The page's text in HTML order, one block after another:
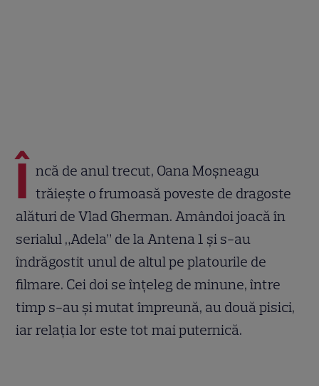
Î ncă de anul trecut, Oana Moșneagu
trăiește o frumoasă poveste de dragoste
alături de Vlad Gherman. Amândoi joacă în
serialul „Adela” de la Antena 1 și s-au
îndrăgostit unul de altul pe platourile de
filmare. Cei doi se înțeleg de minune, între
timp s-au și mutat împreună, au două pisici,
iar relația lor este tot mai puternică.